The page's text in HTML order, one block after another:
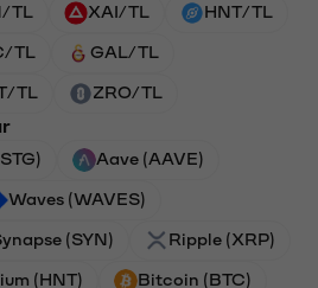
TL XAI/TL HNT/TL
TL GAL/TL
TL ZRO/TL
Aave (AAVE)
Waves (WAVES)
(SYN) Ripple (XRP)
(HNT) Bitcoin (BTC)